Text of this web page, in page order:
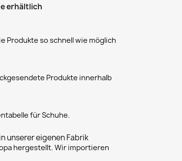
erhältlich
Produkte so schnell wie möglich
Produkte innerhalb
für Schuhe.
unserer eigenen Fabrik
hergestellt. Wir importieren